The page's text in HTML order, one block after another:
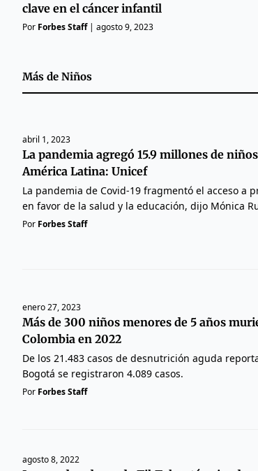
clave en el cáncer infantil
Por Forbes Staff| agosto 9, 2023
Más de Niños
abril 1, 2023
La pandemia agregó 15.9 millones de
América Latina: Unicef
La pandemia de Covid-19 fragmentó el acceso a
en favor de la salud y la educación, dijo Mónica
Por Forbes Staff
enero 27, 2023
Más de 300 niños menores de 5 años
Colombia en 2022
De los 21.483 casos de desnutrición aguda
Bogotá se registraron 4.089 casos.
Por Forbes Staff
agosto 8, 2022